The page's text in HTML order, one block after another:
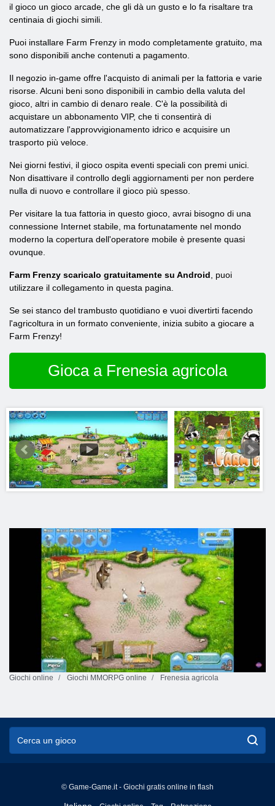
il gioco un gioco arcade, che gli dà un gusto e lo fa risaltare tra
centinaia di giochi simili.
Puoi installare Farm Frenzy in modo completamente gratuito, ma
sono disponibili anche contenuti a pagamento.
Il negozio in-game offre l'acquisto di animali per la fattoria e varie
risorse. Alcuni beni sono disponibili in cambio della valuta del
gioco, altri in cambio di denaro reale. C'è la possibilità di
acquistare un abbonamento VIP, che ti consentirà di
automatizzare l'approvvigionamento idrico e acquisire un
trasporto più veloce.
Nei giorni festivi, il gioco ospita eventi speciali con premi unici.
Non disattivare il controllo degli aggiornamenti per non perdere
nulla di nuovo e controllare il gioco più spesso.
Per visitare la tua fattoria in questo gioco, avrai bisogno di una
connessione Internet stabile, ma fortunatamente nel mondo
moderno la copertura dell'operatore mobile è presente quasi
ovunque.
Farm Frenzy scaricalo gratuitamente su Android , puoi
utilizzare il collegamento in questa pagina.
Se sei stanco del trambusto quotidiano e vuoi divertirti facendo
l'agricoltura in un formato conveniente, inizia subito a giocare a
Farm Frenzy!
Gioca a Frenesia agricola
Giochi online Giochi MMORPG online Frenesia agricola
© Game-Game.it - Giochi gratis online in flash
English